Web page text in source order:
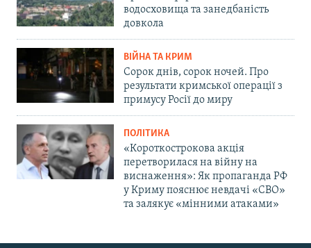
водосховища та занедбаність
довкола
ВІЙНА ТА КРИМ
Сорок днів, сорок ночей. Про
результати кримської операції з
примусу Росії до миру
ПОЛІТИКА
«Короткострокова акція
перетворилася на війну на
виснаження»: Як пропаганда РФ
у Криму пояснює невдачі «СВО»
та залякує «мінними атаками»